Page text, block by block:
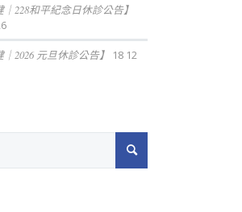
｜228和平紀念日休診公告】
｜2026 元旦休診公告】
18 12